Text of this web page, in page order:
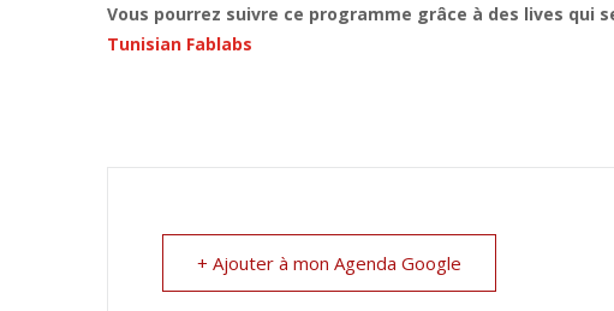
Vous pourrez suivre ce programme grâce à des lives qui
Tunisian Fablabs
+ Ajouter à mon Agenda Google